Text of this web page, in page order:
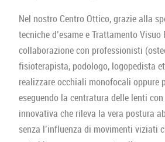
Nel nostro Centro Ottico, grazie alla
tecniche d’esame e Trattamento Visuo
collaborazione con professionisti
fisioterapista, podologo, logopedista
realizzare occhiali monofocali oppure
eseguendo la centratura delle lenti
innovativa che rileva la vera postura
senza l’influenza di movimenti viziati